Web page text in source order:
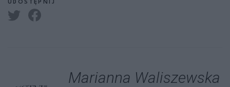
UDOSTĘPNIJ
Marianna Waliszewska